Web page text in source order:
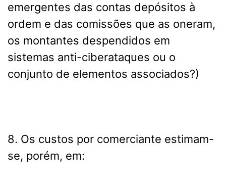
emergentes das contas depósitos à
ordem e das comissões que as oneram,
os montantes despendidos em
sistemas anti-ciberataques ou o
conjunto de elementos associados?)
8. Os custos por comerciante estimam-
se, porém, em: